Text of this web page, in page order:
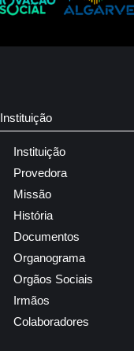
Instituição
Instituição
Provedora
Missão
História
Documentos
Organograma
Orgãos Sociais
Irmãos
Colaboradores